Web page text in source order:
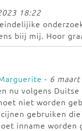
18:22
biij mij. Hoor
- 6
nu volgens
niet worden
gebruiken
inname